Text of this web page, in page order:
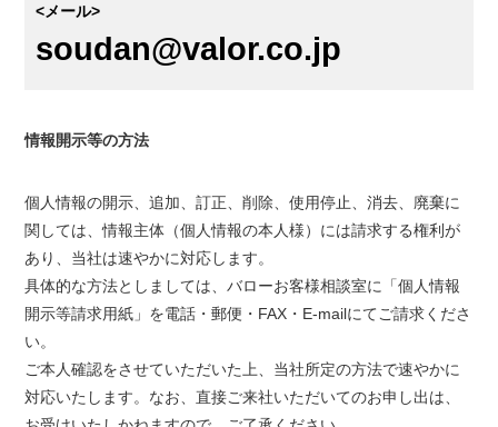
<メール>
soudan@valor.co.jp
情報開示等の方法
個人情報の開示、追加、訂正、削除、使用停止、消去、廃棄に
関しては、情報主体（個人情報の本人様）には請求する権利が
あり、当社は速やかに対応します。
具体的な方法としましては、バローお客様相談室に「個人情報
開示等請求用紙」を電話・郵便・FAX・E-mailにてご請求くださ
い。
ご本人確認をさせていただいた上、当社所定の方法で速やかに
対応いたします。なお、直接ご来社いただいてのお申し出は、